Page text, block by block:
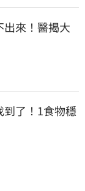
來！醫揭大
到了！1食物穩